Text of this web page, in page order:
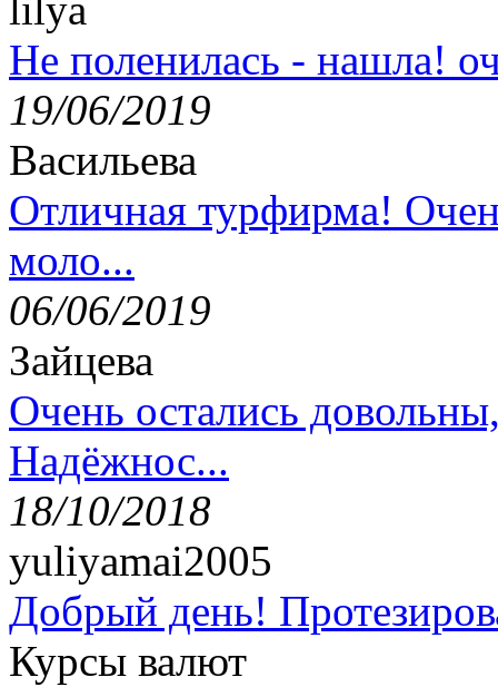
Не поленилась - нашла!
19/06/2019
Васильева
Отличная турфирма!
моло...
06/06/2019
Зайцева
Очень остались
Надёжнос...
18/10/2018
yuliyamai2005
Добрый день!
Курсы валют